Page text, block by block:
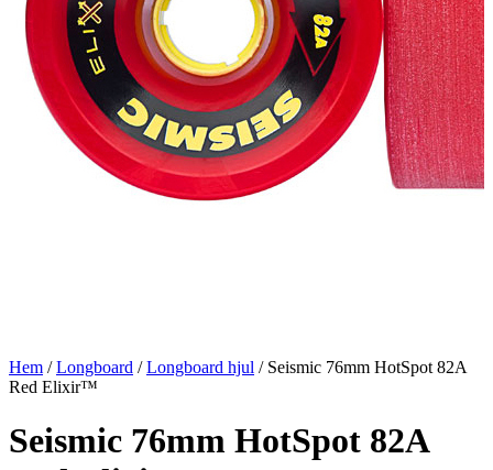
Hem /Longboard /Longboard hjul / Seismic 76mm HotSpot 82A
Red Elixir™
Seismic 76mm HotSpot 82A